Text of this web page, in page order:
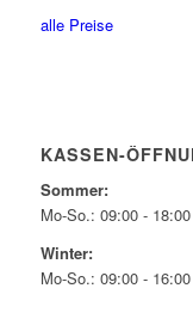
alle Preise
KASSEN-
Sommer:
Mo-So.: 09:00 -
Winter:
Mo-So.: 09:00 -